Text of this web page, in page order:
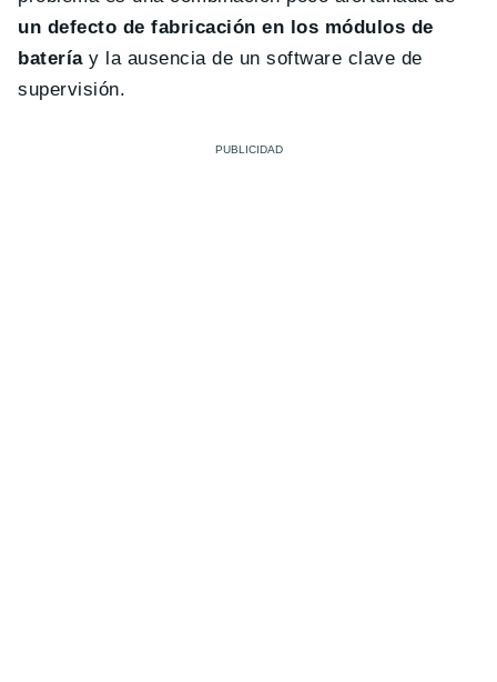
un defecto de fabricación en los módulos de
bateríay la ausencia de un software clave de
supervisión.